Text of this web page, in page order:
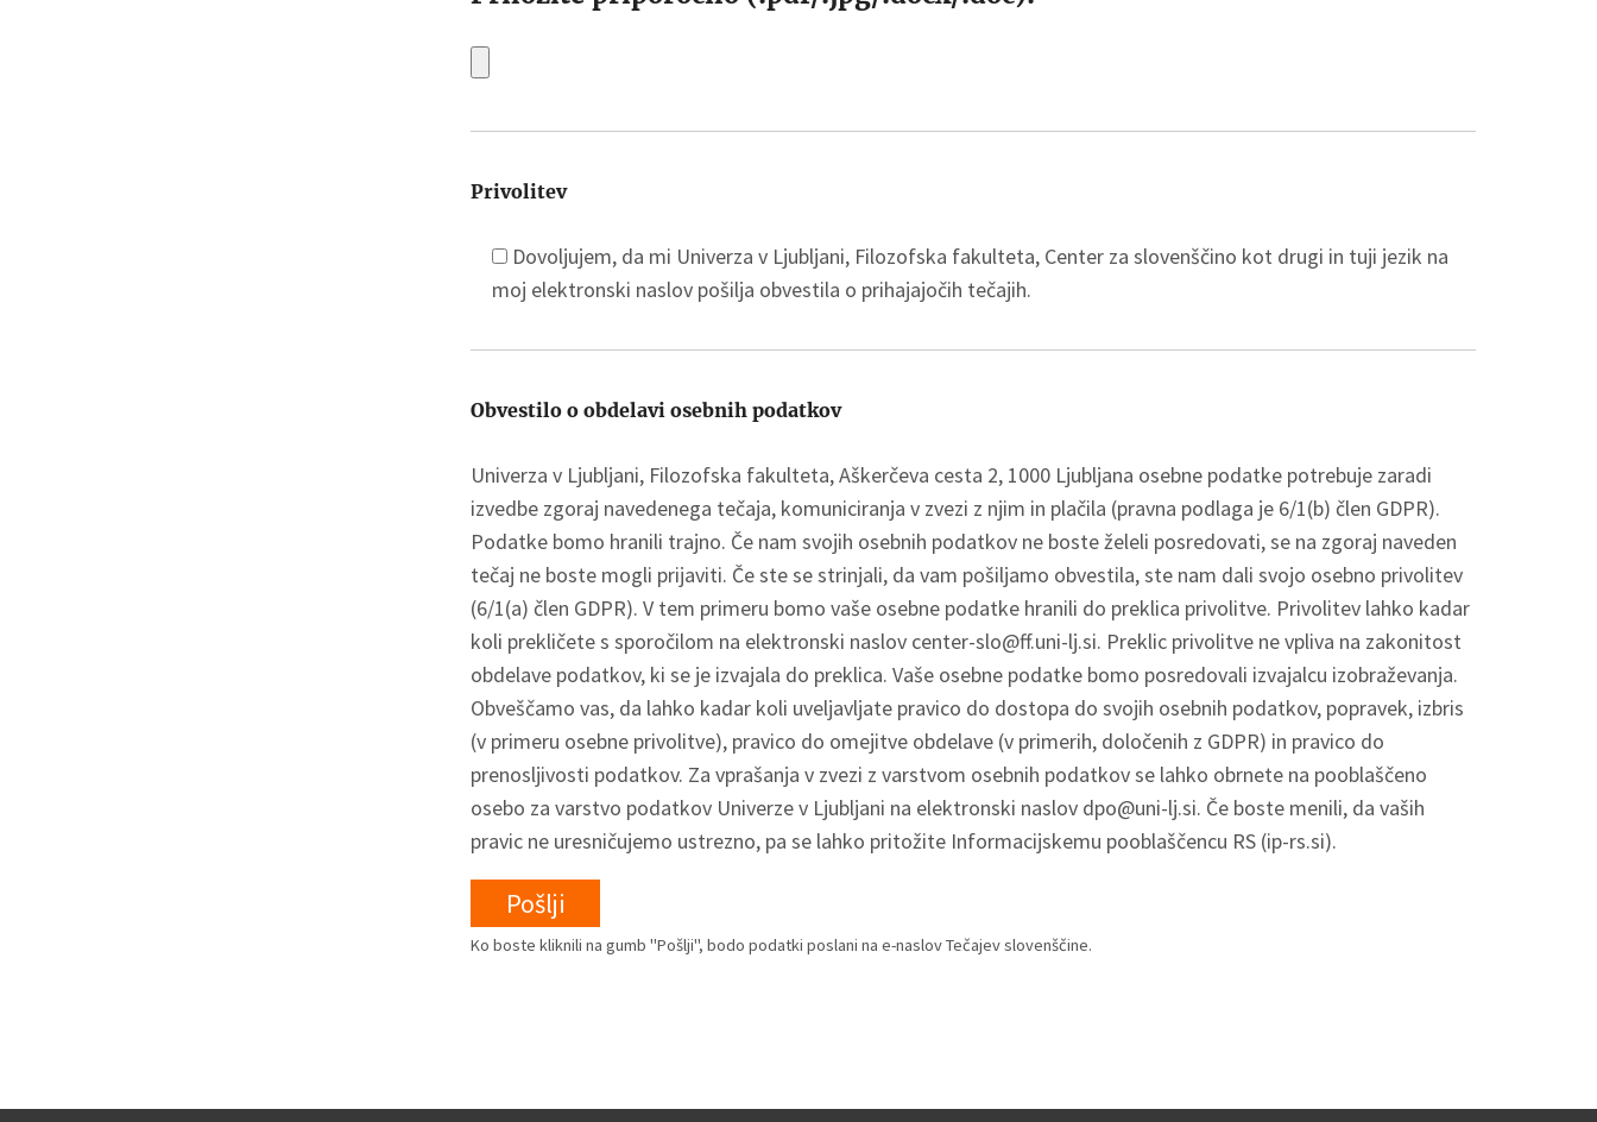
Privolitev
Dovoljujem, da mi Univerza v Ljubljani, Filozofska fakulteta, Center za slovenščino kot drugi in tuji jezik na
moj elektronski naslov pošilja obvestila o prihajajočih tečajih.
Obvestilo o obdelavi osebnih podatkov
Univerza v Ljubljani, Filozofska fakulteta, Aškerčeva cesta 2, 1000 Ljubljana osebne podatke potrebuje zaradi
izvedbe zgoraj navedenega tečaja, komuniciranja v zvezi z njim in plačila (pravna podlaga je 6/1(b) člen GDPR).
Podatke bomo hranili trajno. Če nam svojih osebnih podatkov ne boste želeli posredovati, se na zgoraj naveden
tečaj ne boste mogli prijaviti. Če ste se strinjali, da vam pošiljamo obvestila, ste nam dali svojo osebno privolitev
(6/1(a) člen GDPR). V tem primeru bomo vaše osebne podatke hranili do preklica privolitve. Privolitev lahko kadar
koli prekličete s sporočilom na elektronski naslov center-slo@ff.uni-lj.si. Preklic privolitve ne vpliva na zakonitost
obdelave podatkov, ki se je izvajala do preklica. Vaše osebne podatke bomo posredovali izvajalcu izobraževanja.
Obveščamo vas, da lahko kadar koli uveljavljate pravico do dostopa do svojih osebnih podatkov, popravek, izbris
(v primeru osebne privolitve), pravico do omejitve obdelave (v primerih, določenih z GDPR) in pravico do
prenosljivosti podatkov. Za vprašanja v zvezi z varstvom osebnih podatkov se lahko obrnete na pooblaščeno
osebo za varstvo podatkov Univerze v Ljubljani na elektronski naslov dpo@uni-lj.si. Če boste menili, da vaših
pravic ne uresničujemo ustrezno, pa se lahko pritožite Informacijskemu pooblaščencu RS (ip-rs.si).
Ko boste kliknili na gumb "Pošlji", bodo podatki poslani na e-naslov Tečajev slovenščine.